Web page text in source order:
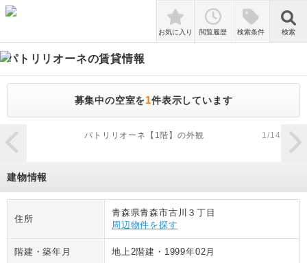
検索
お気に入り 閲覧履歴 検索条件 検索
パトリリオーネの賃貸情報
募集中の空室を1件表示しています
zoom_in
パトリリオーネ【1階】の外観 1/14
建物情報
住所
青森県青森市古川３丁目
周辺物件を探す
階建・築年月 地上2階建 ・ 1999年02月